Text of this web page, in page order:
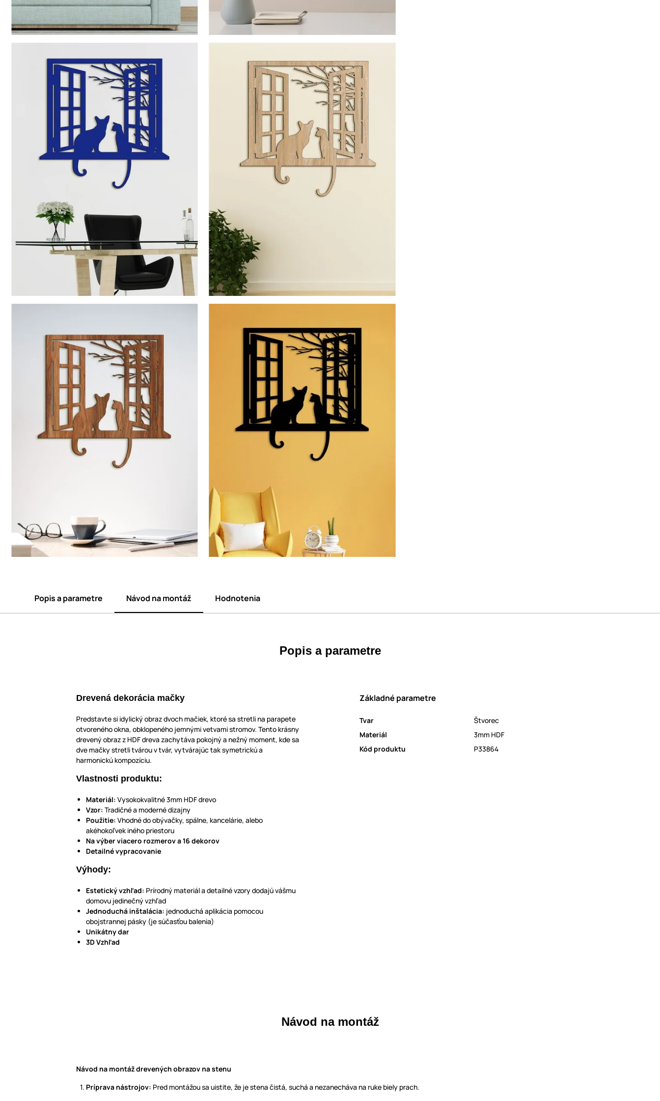
Popis a parametre Návod na montáž Hodnotenia
Popis a parametre
Drevená dekorácia mačky
Predstavte si idylický obraz dvoch mačiek, ktoré sa stretli na parapete
otvoreného okna, obklopeného jemnými vetvami stromov. Tento krásny
drevený obraz z HDF dreva zachytáva pokojný a nežný moment, kde sa
dve mačky stretli tvárou v tvár, vytvárajúc tak symetrickú a
harmonickú kompozíciu.
Vlastnosti produktu:
Materiál: Vysokokvalitné 3mm HDF drevo
Vzor: Tradičné a moderné dizajny
Použitie: Vhodné do obývačky, spálne, kancelárie, alebo
akéhokoľvek iného priestoru
Na výber viacero rozmerov a 16 dekorov
Detailné vypracovanie
Výhody:
Estetický vzhľad: Prírodný materiál a detailné vzory dodajú vášmu
domovu jedinečný vzhľad
Jednoduchá inštalácia: jednoduchá aplikácia pomocou
obojstrannej pásky (je súčasťou balenia)
Unikátny dar
3D Vzhľad
Základné parametre
Tvar
Štvorec
Materiál
3mm HDF
Kód produktu
P33864
Návod na montáž
Návod na montáž drevených obrazov na stenu
Príprava nástrojov: Pred montážou sa uistite, že je stena čistá, suchá a nezanecháva na ruke biely prach.